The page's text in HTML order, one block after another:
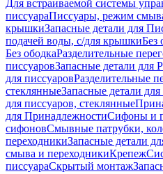
Для встраиваемой системы
писсуараПиссуары, режим
крышкиЗапасные детали для
подачей воды, с/для крышкиБез
Без ободкаРазделительные
писсуаровЗапасные детали для
для писсуаровРазделительные
стеклянныеЗапасные детали
для писсуаров, стеклянные
для ПринадлежностиСифоны и
сифоновСмывные патрубки,
переходникиЗапасные детали
смыва и переходникиКрепеж
писсуараСкрытый монтаж